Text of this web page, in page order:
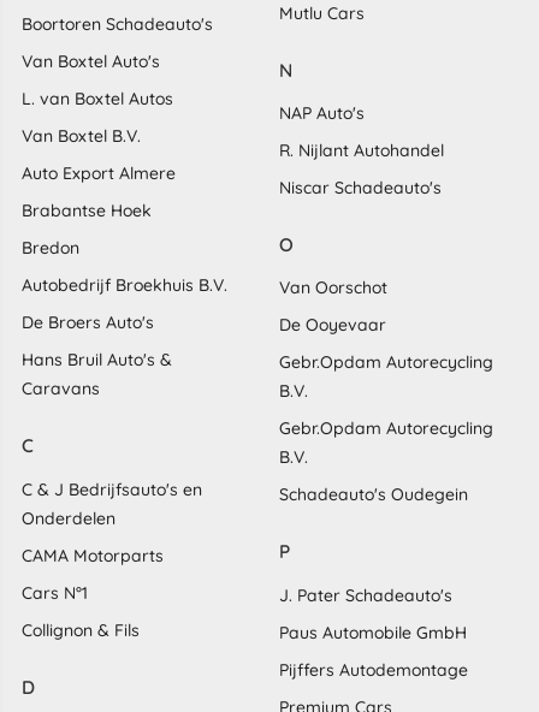
Boortoren Schadeauto's
Van Boxtel Auto's
L. van Boxtel Autos
Van Boxtel B.V.
Auto Export Almere
Brabantse Hoek
Bredon
Autobedrijf Broekhuis B.V.
De Broers Auto's
Hans Bruil Auto's &
Caravans
C
C & J Bedrijfsauto's en
Onderdelen
CAMA Motorparts
Cars N°1
Collignon & Fils
D
Mutlu Cars
N
NAP Auto's
R. Nijlant Autohandel
Niscar Schadeauto's
O
Van Oorschot
De Ooyevaar
Gebr.Opdam Autorecycling
B.V.
Gebr.Opdam Autorecycling
B.V.
Schadeauto's Oudegein
P
J. Pater Schadeauto's
Paus Automobile GmbH
Pijffers Autodemontage
Premium Cars